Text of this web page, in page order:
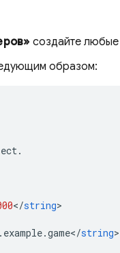
создайте
образом:
.
</string
. example.game</string